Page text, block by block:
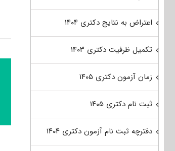
اعتراض به نتایج دکتری ۱۴۰۴
تکمیل ظرفیت دکتری ۱۴۰۳
زمان آزمون دکتری ۱۴۰۵
ثبت نام دکتری ۱۴۰۵
دفترچه ثبت نام آزمون دکتری ۱۴۰۴